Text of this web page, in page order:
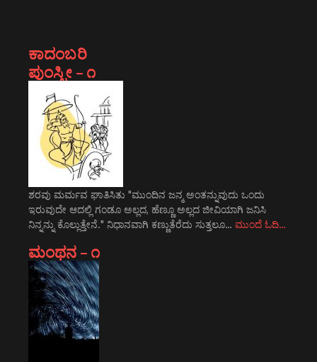
ಕಾದಂಬರಿ
ಪುಂಸ್ತ್ರೀ – ೧
ಶರವು ಮರ್ಮವ ಘಾತಿಸಿತು "ಮುಂದಿನ ಜನ್ಮ ಅಂತನ್ನುವುದು ಒಂದು
ಇರುವುದೇ ಆದಲ್ಲಿ ಗಂಡೂ ಅಲ್ಲದ, ಹೆಣ್ಣೂ ಅಲ್ಲದ ಜೀವಿಯಾಗಿ ಜನಿಸಿ
ನಿನ್ನನ್ನು ಕೊಲ್ಲುತ್ತೇನೆ." ನಿಧಾನವಾಗಿ ಕಣ್ಣುತೆರೆದು ಸುತ್ತಲೂ… ಮುಂದೆ ಓದಿ…
ಮಂಥನ – ೧